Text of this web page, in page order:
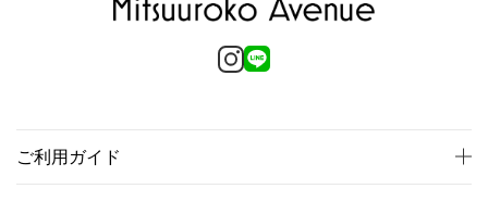
ご利用ガイド